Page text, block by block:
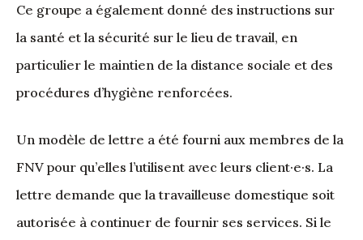
Ce groupe a également donné des instructions sur
la santé et la sécurité sur le lieu de travail, en
particulier le maintien de la distance sociale et des
procédures d’hygiène renforcées.
Un modèle de lettre a été fourni aux membres de la
FNV pour qu’elles l’utilisent avec leurs client·e·s. La
lettre demande que la travailleuse domestique soit
autorisée à continuer de fournir ses services. Si le